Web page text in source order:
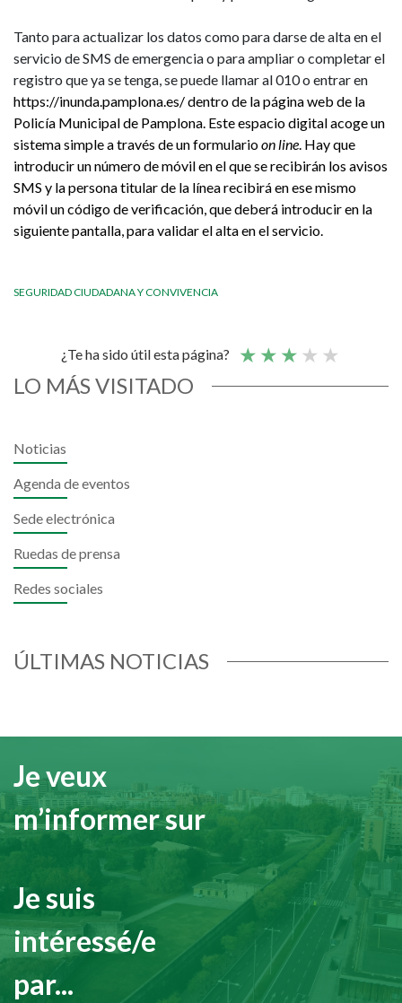
Tanto para actualizar los datos como para darse de alta en el
servicio de SMS de emergencia o para ampliar o completar el
registro que ya se tenga, se puede llamar al 010 o entrar en
https://inunda.pamplona.es/dentro de la página web de la
Policía Municipal de Pamplona. Este espacio digital acoge un
sistema simple a través de un formularioon line. Hay que
introducir un número de móvil en el que se recibirán los avisos
SMS y la persona titular de la línea recibirá en ese mismo
móvil un código de verificación, que deberá introducir en la
siguiente pantalla, para validar el alta en el servicio.
SEGURIDAD CIUDADANA Y CONVIVENCIA
¿Te ha sido útil esta página?
LO MÁS VISITADO
Noticias
Agenda de eventos
Sede electrónica
Ruedas de prensa
Redes sociales
ÚLTIMAS NOTICIAS
Je veux
m’informer sur
Je suis
intéressé/e
par...